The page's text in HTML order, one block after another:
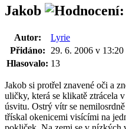
Jakob
Autor:
Lyrie
Přidáno:
29. 6. 2006 v 13:20
Hlasovalo: 13
Jakob si protřel znavené oči a
uličky, která se klikatě ztrácela
úsvitu. Ostrý vítr se
třískal okenicemi visícími na